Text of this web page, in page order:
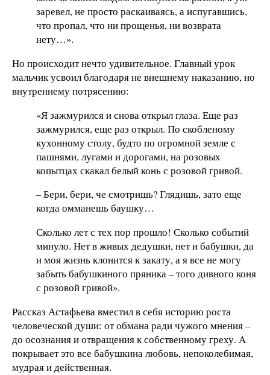
заревел, не просто раскаиваясь, а испугавшись,
что пропал, что ни прощенья, ни возврата
нету…».
Но происходит нечто удивительное. Главный урок
мальчик усвоил благодаря не внешнему наказанию, но
внутреннему потрясению:
«Я зажмурился и снова открыл глаза. Еще раз
зажмурился, еще раз открыл. По скобленому
кухонному столу, будто по огромной земле с
пашнями, лугами и дорогами, на розовых
копытцах скакал белый конь с розовой гривой.
– Бери, бери, че смотришь? Глядишь, зато еще
когда омманешь баушку…
Сколько лет с тех пор прошло! Сколько событий
минуло. Нет в живых дедушки, нет и бабушки, да
и моя жизнь клонится к закату, а я все не могу
забыть бабушкиного пряника – того дивного коня
с розовой гривой».
Рассказ Астафьева вместил в себя историю роста
человеческой души: от обмана ради чужого мнения –
до осознания и отвращения к собственному греху. А
покрывает это все бабушкина любовь, непоколебимая,
мудрая и действенная.